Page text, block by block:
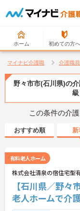
ホーム 初めての方へ
マイナビ介護職 介護職
野々市市(石川県)の
級
この条件の介
おすすめ順 新
有料老人ホーム
株式会社清泉の宿住宅型
【石川県／野
老人ホームで介